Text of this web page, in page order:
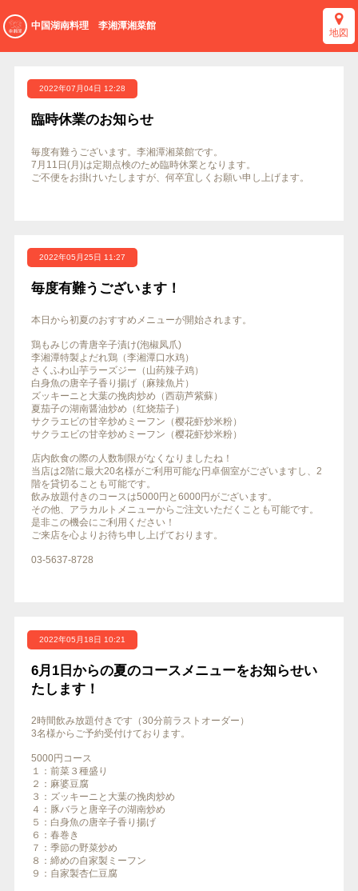
中国湖南料理 李湘潭湘菜館
地図
2022年07月04日 12:28
臨時休業のお知らせ
毎度有難うございます。李湘潭湘菜館です。
7月11日(月)は定期点検のため臨時休業となります。
ご不便をお掛けいたしますが、何卒宜しくお願い申し上げます。
2022年05月25日 11:27
毎度有難うございます！
本日から初夏のおすすめメニューが開始されます。
鶏もみじの青唐辛子漬け(泡椒凤爪)
李湘潭特製よだれ鶏（李湘潭口水鸡）
さくふわ山芋ラーズジー（山药辣子鸡）
白身魚の唐辛子香り揚げ（麻辣魚片）
ズッキーニと大葉の挽肉炒め（西葫芦紫蘇）
夏茄子の湖南醤油炒め（红烧茄子）
サクラエビの甘辛炒めミーフン（樱花虾炒米粉）
サクラエビの甘辛炒めミーフン（樱花虾炒米粉）
店内飲食の際の人数制限がなくなりましたね！
当店は2階に最大20名様がご利用可能な円卓個室がございますし、2
階を貸切ることも可能です。
飲み放題付きのコースは5000円と6000円がございます。
その他、アラカルトメニューからご注文いただくことも可能です。
是非この機会にご利用ください！
ご来店を心よりお待ち申し上げております。
03-5637-8728
2022年05月18日 10:21
6月1日からの夏のコースメニューをお知らせい
たします！
2時間飲み放題付きです（30分前ラストオーダー）
3名様からご予約受付けております。
5000円コース
１：前菜３種盛り
２：麻婆豆腐
３：ズッキーニと大葉の挽肉炒め
４：豚バラと唐辛子の湖南炒め
５：白身魚の唐辛子香り揚げ
６：春巻き
７：季節の野菜炒め
８：締めの自家製ミーフン
９：自家製杏仁豆腐